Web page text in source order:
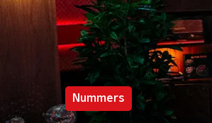
Nummers